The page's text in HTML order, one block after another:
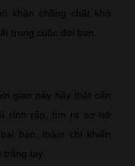
khăn chồng chất khó
trong cuộc đời bạn.
gian này hãy thật cẩn
rình rập, tìm ra sơ hở
bạn, thậm chí khiến
tay.